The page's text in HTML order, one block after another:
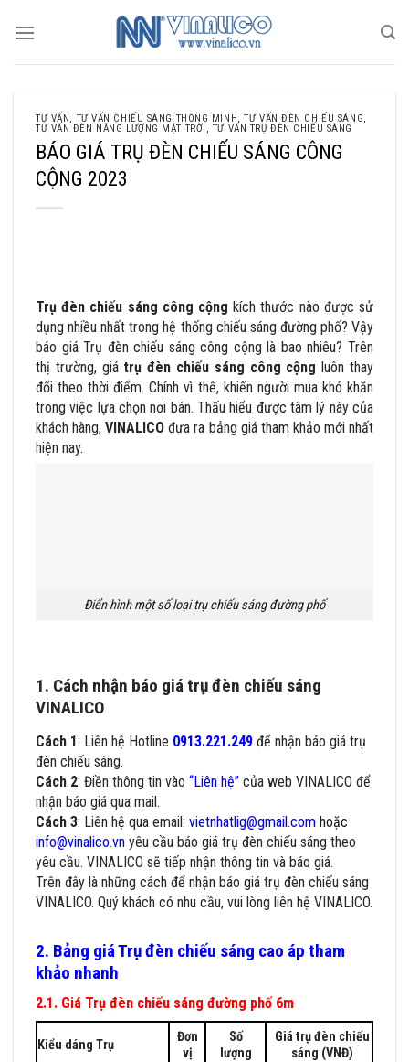
TƯ VẤN, TƯ VẤN CHIẾU SÁNG THÔNG MINH,TƯ VẤN ĐÈN CHIẾU SÁNG,
TƯ VẤN ĐÈN NĂNG LƯỢNG MẶT TRỜI , TƯ VẤN TRỤ ĐÈN CHIẾU SÁNG
BÁO GIÁ TRỤ ĐÈN CHIẾU SÁNG CÔNG
CỘNG 2023
Trụ đèn chiếu sáng công cộng kích thước nào được sử
dụng nhiều nhất trong hệ thống chiếu sáng đường phố? Vậy
báo giá Trụ đèn chiếu sáng công cộng là bao nhiêu? Trên
thị trường, giá trụ đèn chiếu sáng công cộng luôn thay
đổi theo thời điểm. Chính vì thế, khiến người mua khó khăn
trong việc lựa chọn nơi bán. Thấu hiểu được tâm lý này của
khách hàng,VINALICO đưa ra bảng giá tham khảo mới nhất
hiện nay.
Điển hình một số loại trụ chiếu sáng đường phố
1. Cách nhận báo giá trụ đèn chiếu sáng
VINALICO
Cách 1: Liên hệ Hotline 0913.221.249 để nhận báo giá trụ
đèn chiếu sáng.
Cách 2: Điền thông tin vào “Liên hệ” của web VINALICO để
nhận báo giá qua mail.
Cách 3: Liên hệ qua email: vietnhatlig@gmail.com hoặc
info@vinalico.vn yêu cầu báo giá trụ đèn chiếu sáng theo
yêu cầu. VINALICO sẽ tiếp nhận thông tin và báo giá.
Trên đây là những cách để nhận báo giá trụ đèn chiếu sáng
VINALICO. Quý khách có nhu cầu, vui lòng liên hệ VINALICO.
2. Bảng giá Trụ đèn chiếu sáng cao áp tham
khảo nhanh
2.1. Giá Trụ đèn chiếu sáng đường phố 6m
Kiểu dáng Trụ
Đơn
vị
Số
lượng
Giá trụ đèn chiếu
sáng (VNĐ)